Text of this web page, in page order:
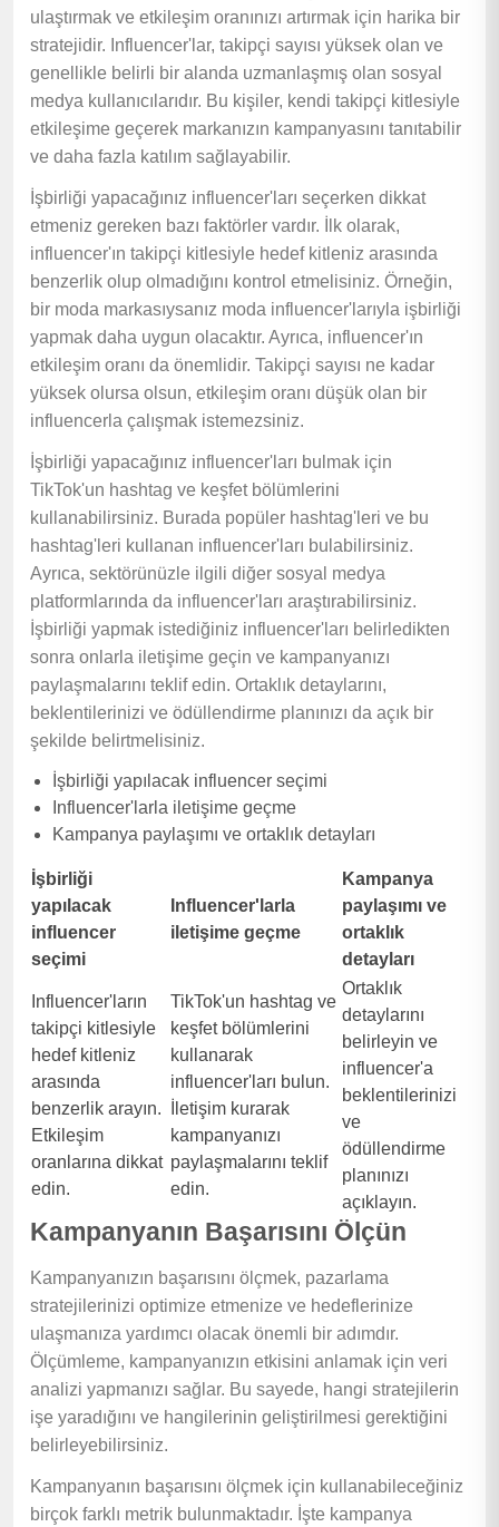
ulaştırmak ve etkileşim oranınızı artırmak için harika bir
stratejidir. Influencer'lar, takipçi sayısı yüksek olan ve
genellikle belirli bir alanda uzmanlaşmış olan sosyal
medya kullanıcılarıdır. Bu kişiler, kendi takipçi kitlesiyle
etkileşime geçerek markanızın kampanyasını tanıtabilir
ve daha fazla katılım sağlayabilir.
İşbirliği yapacağınız influencer'ları seçerken dikkat
etmeniz gereken bazı faktörler vardır. İlk olarak,
influencer'ın takipçi kitlesiyle hedef kitleniz arasında
benzerlik olup olmadığını kontrol etmelisiniz. Örneğin,
bir moda markasıysanız moda influencer'larıyla işbirliği
yapmak daha uygun olacaktır. Ayrıca, influencer'ın
etkileşim oranı da önemlidir. Takipçi sayısı ne kadar
yüksek olursa olsun, etkileşim oranı düşük olan bir
influencerla çalışmak istemezsiniz.
İşbirliği yapacağınız influencer'ları bulmak için
TikTok'un hashtag ve keşfet bölümlerini
kullanabilirsiniz. Burada popüler hashtag'leri ve bu
hashtag'leri kullanan influencer'ları bulabilirsiniz.
Ayrıca, sektörünüzle ilgili diğer sosyal medya
platformlarında da influencer'ları araştırabilirsiniz.
İşbirliği yapmak istediğiniz influencer'ları belirledikten
sonra onlarla iletişime geçin ve kampanyanızı
paylaşmalarını teklif edin. Ortaklık detaylarını,
beklentilerinizi ve ödüllendirme planınızı da açık bir
şekilde belirtmelisiniz.
İşbirliği yapılacak influencer seçimi
Influencer'larla iletişime geçme
Kampanya paylaşımı ve ortaklık detayları
İşbirliği
yapılacak
influencer
seçimi
Influencer'larla
iletişime geçme
Kampanya
paylaşımı ve
ortaklık
detayları
Influencer'ların
takipçi kitlesiyle
hedef kitleniz
arasında
benzerlik arayın.
Etkileşim
oranlarına dikkat
edin.
TikTok'un hashtag ve
keşfet bölümlerini
kullanarak
influencer'ları bulun.
İletişim kurarak
kampanyanızı
paylaşmalarını teklif
edin.
Ortaklık
detaylarını
belirleyin ve
influencer'a
beklentilerinizi
ve
ödüllendirme
planınızı
açıklayın.
Kampanyanın Başarısını Ölçün
Kampanyanızın başarısını ölçmek, pazarlama
stratejilerinizi optimize etmenize ve hedeflerinize
ulaşmanıza yardımcı olacak önemli bir adımdır.
Ölçümleme, kampanyanızın etkisini anlamak için veri
analizi yapmanızı sağlar. Bu sayede, hangi stratejilerin
işe yaradığını ve hangilerinin geliştirilmesi gerektiğini
belirleyebilirsiniz.
Kampanyanın başarısını ölçmek için kullanabileceğiniz
birçok farklı metrik bulunmaktadır. İşte kampanya